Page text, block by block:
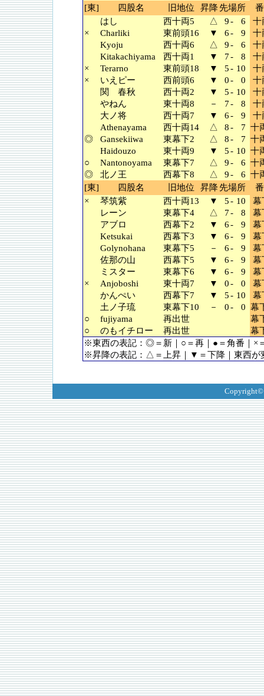
[東]
四股名 旧地位 昇降 先場所
はし
西十両5 △ 9- 6
十
×
Charliki 東前頭16 ▼ 6- 9
十
Kyoju
西十両6 △ 9- 6
十
Kitakachiyama
西十両1 ▼ 7- 8
十
×
Terarno 東前頭18 ▼ 5- 10
十
×
いえピー 西前頭6 ▼ 0- 0
十
関 春秋
西十両2 ▼ 5- 10
十
やねん
東十両8 － 7- 8
十
大ノ将
西十両7 ▼ 6- 9
十
Athenayama
西十両14 △ 8- 7 十
◎
Gansekiiwa 東幕下2 △ 8- 7 十
Haidouzo
東十両9 ▼ 5- 10 十
○
Nantonoyama 東幕下7 △ 9- 6 十
◎
北ノ王 西幕下8 △ 9- 6 十
[東]
四股名 旧地位 昇降 先場所
×
琴筑紫 西十両13 ▼ 5- 10
幕
レーン
東幕下4 △ 7- 8
幕
アブロ
西幕下2 ▼ 6- 9
幕
Ketsukai
西幕下3 ▼ 6- 9
幕
Golynohana
東幕下5 － 6- 9
幕
佐那の山
西幕下5 ▼ 6- 9
幕
ミスター
東幕下6 ▼ 6- 9
幕
×
Anjoboshi 東十両7 ▼ 0- 0
幕
かんぺい
西幕下7 ▼ 5- 10
幕
土ノ子琉
東幕下10 － 0- 0 幕
○
fujiyama 再出世
幕
○
のもイチロー 再出世
幕
※東西の表記：◎＝新｜○＝再｜●＝角番｜×
※昇降の表記：△＝上昇｜▼＝下降｜東西が